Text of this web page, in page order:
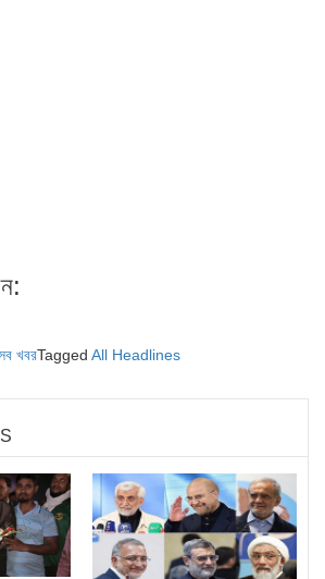
খবরTagged All Headlines